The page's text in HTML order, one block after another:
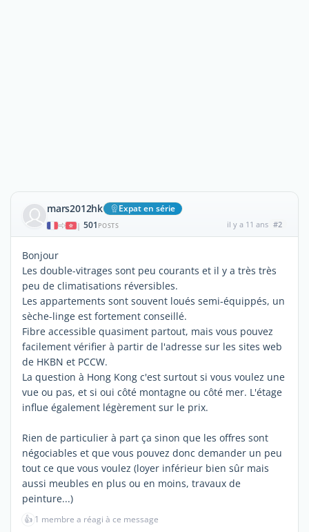
mars2012hk Expat en série
| 501 POSTS il y a 11 ans #2
Bonjour
Les double-vitrages sont peu courants et il y a très très
peu de climatisations réversibles.
Les appartements sont souvent loués semi-équippés, un
sèche-linge est fortement conseillé.
Fibre accessible quasiment partout, mais vous pouvez
facilement vérifier à partir de l'adresse sur les sites web
de HKBN et PCCW.
La question à Hong Kong c'est surtout si vous voulez une
vue ou pas, et si oui côté montagne ou côté mer. L'étage
influe également légèrement sur le prix.
Rien de particulier à part ça sinon que les offres sont
négociables et que vous pouvez donc demander un peu
tout ce que vous voulez (loyer inférieur bien sûr mais
aussi meubles en plus ou en moins, travaux de
peinture...)
👍 1 membre a réagi à ce message